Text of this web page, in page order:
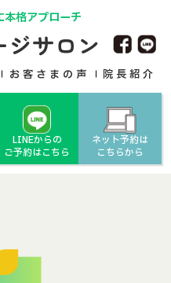
格アプローチ
ジサロン
お客さまの声 院長紹介
LINEからの
ご予約はこちら
ネット予約は
こちらから